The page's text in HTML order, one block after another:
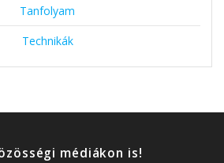
Tanfolyam
Technikák
médiákon is!